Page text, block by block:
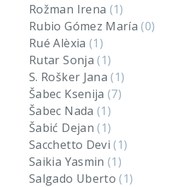
Rožman Irena (1)
Rubio Gómez María(0)
Rué Alèxia (1)
Rutar Sonja(1)
S. Rošker Jana(1)
Šabec Ksenija(7)
Šabec Nada (1)
Šabić Dejan(1)
Sacchetto Devi(1)
Saikia Yasmin(1)
Salgado Uberto(1)